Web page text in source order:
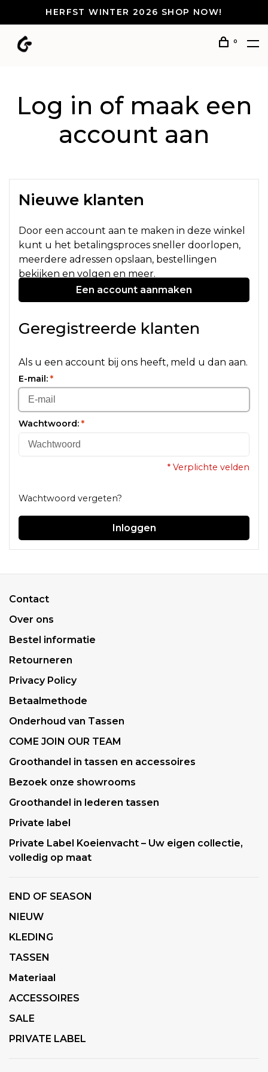
HERFST WINTER 2026 SHOP NOW!
0
Log in of maak een
account aan
Nieuwe klanten
Door een account aan te maken in deze winkel
kunt u het betalingsproces sneller doorlopen,
meerdere adressen opslaan, bestellingen
bekijken en volgen en meer.
Een account aanmaken
Geregistreerde klanten
Als u een account bij ons heeft, meld u dan aan.
E-mail: *
Wachtwoord: *
* Verplichte velden
Wachtwoord vergeten?
Inloggen
Contact
Over ons
Bestel informatie
Retourneren
Privacy Policy
Betaalmethode
Onderhoud van Tassen
COME JOIN OUR TEAM
Groothandel in tassen en accessoires
Bezoek onze showrooms
Groothandel in lederen tassen
Private label
Private Label Koeienvacht – Uw eigen collectie,
volledig op maat
END OF SEASON
NIEUW
KLEDING
TASSEN
Materiaal
ACCESSOIRES
SALE
PRIVATE LABEL